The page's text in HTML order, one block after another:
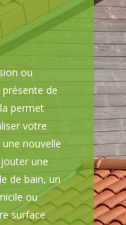
ou
de
permet
votre
nouvelle
une
de bain, un
ou
surface